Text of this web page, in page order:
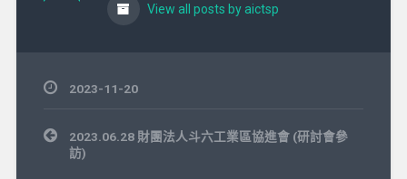
View all posts by aictsp
2023-11-20
文
章
2023.06.28 財團法人斗六工業區協進會 (研討會參
訪)